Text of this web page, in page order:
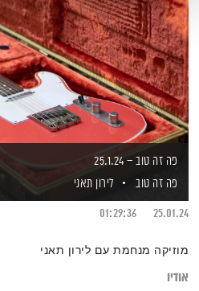
פה זה טוב – 25.1.24
פה זה טוב
לירון תאני
25.01.24
01:29:36
מוזיקה מנחמת עם לירון תאני
אודיו